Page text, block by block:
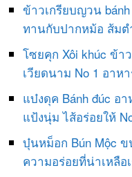
ข้าวเกรียบญวน
ทานกับปากหม้อ ส้มต
โซยคุก Xôi khúc ข้า
เวียดนาม No 1 อาห
แบ๋งดุค Bánh đúc อ
แป้งนุ่ม ไส้อร่อยให้
บุ๋นหม็อก Bún Mộc
ความอร่อยที่น่าเหลือ